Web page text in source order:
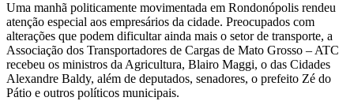
Uma manhã politicamente movimentada em Rondonópolis rendeu
atenção especial aos empresários da cidade. Preocupados com
alterações que podem dificultar ainda mais o setor de transporte, a
Associação dos Transportadores de Cargas de Mato Grosso – ATC
recebeu os ministros da Agricultura, Blairo Maggi, o das Cidades
Alexandre Baldy, além de deputados, senadores, o prefeito Zé do
Pátio e outros políticos municipais.